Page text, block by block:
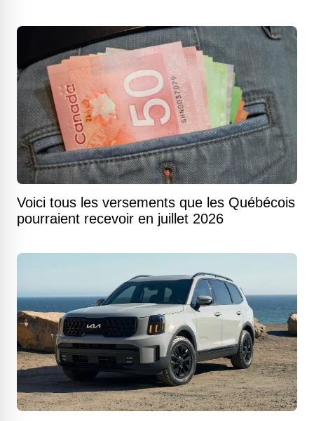
Voici tous les versements que les Québécois
pourraient recevoir en juillet 2026